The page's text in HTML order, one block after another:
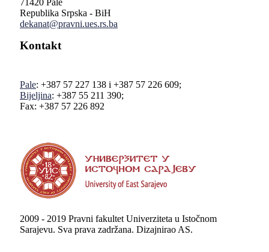
71420 Pale
Republika Srpska - BiH
dekanat@pravni.ues.rs.ba
Kontakt
Pale: +387 57 227 138 i +387 57 226 609;
Bijeljina: +387 55 211 390;
Fax: +387 57 226 892
2009 - 2019 Pravni fakultet Univerziteta u Istočnom
Sarajevu. Sva prava zadržana. Dizajnirao AS.